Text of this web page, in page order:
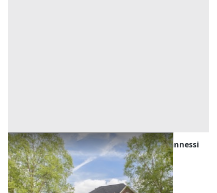
Asta Porzione di bifamiliare con garage e annessi
rustici
Selvazzano Dentro (Padova)
Offerta minima
235.500 € 314.000 €